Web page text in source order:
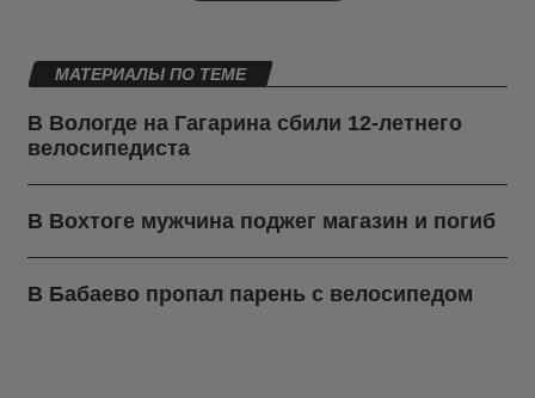
МАТЕРИАЛЫ ПО ТЕМЕ
В Вологде на Гагарина сбили 12-летнего
велосипедиста
В Вохтоге мужчина поджег магазин и погиб
В Бабаево пропал парень с велосипедом